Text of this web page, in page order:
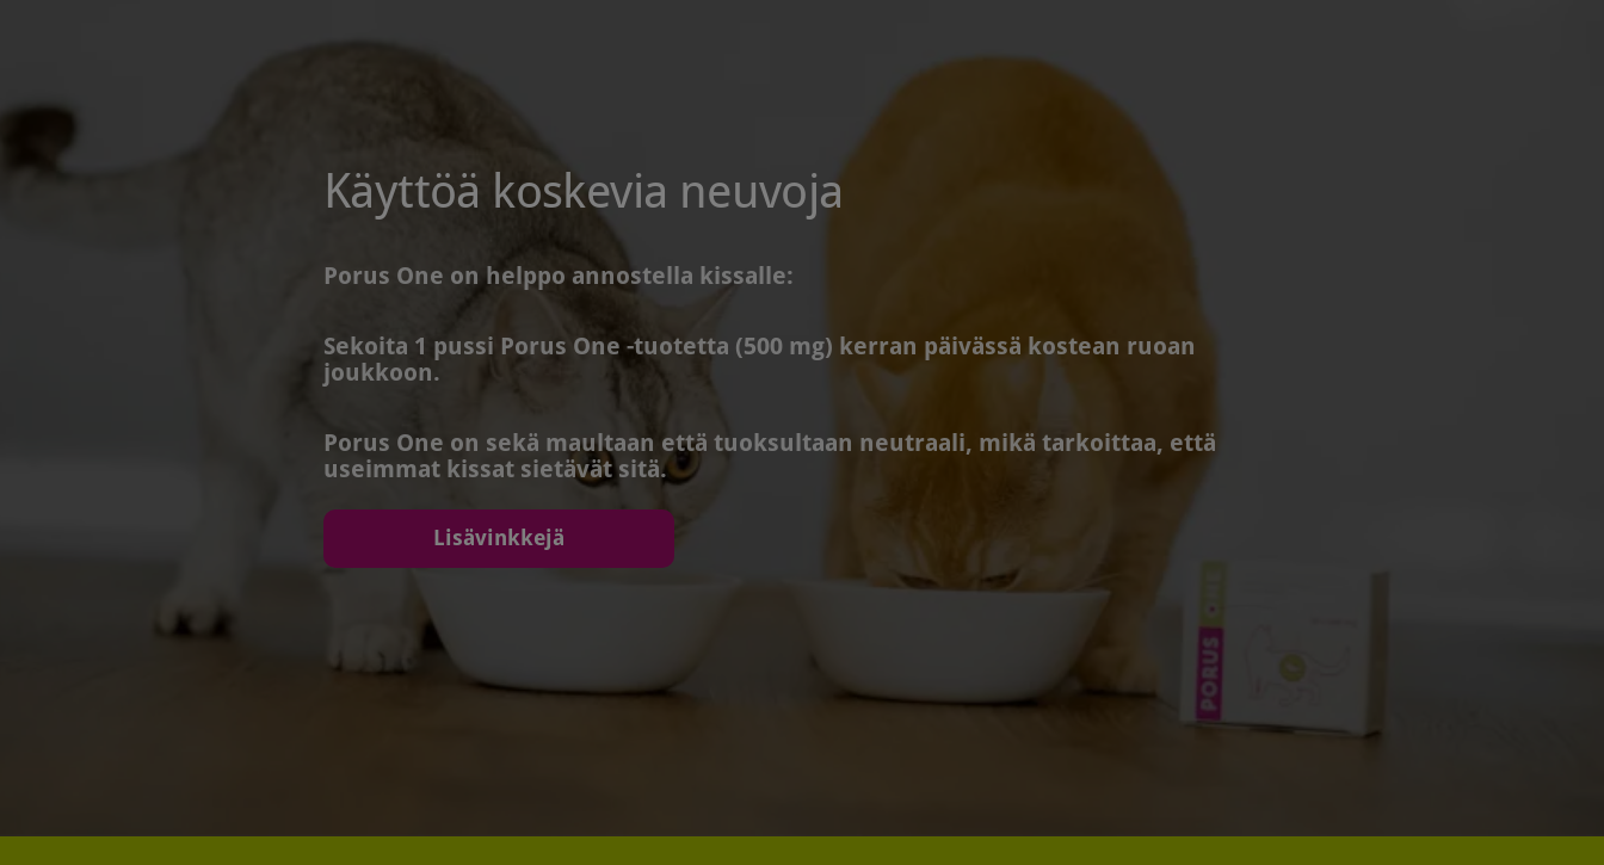
Käyttöä koskevia neuvoja
Porus One on helppo annostella kissalle:
Sekoita 1 pussi Porus One -tuotetta (500 mg) kerran päivässä kostean ruoan
joukkoon.
Porus One on sekä maultaan että tuoksultaan neutraali, mikä tarkoittaa, että
useimmat kissat sietävät sitä.
Lisävinkkejä